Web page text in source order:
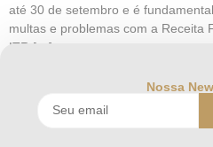
até 30 de setembro e é
multas e problemas com a Receita
ITR […]
Nossa